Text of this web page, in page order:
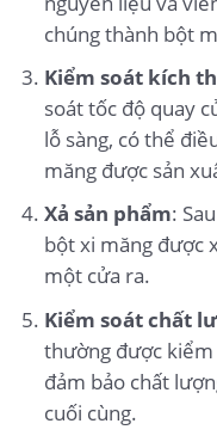
chúng thành bột
Kiểm soát kích
soát tốc độ quay
lỗ sàng, có thể
măng được sản
Xả sản phẩm:
bột xi măng được
một cửa ra.
Kiểm soát chất
thường được kiểm
đảm bảo chất
cuối cùng.